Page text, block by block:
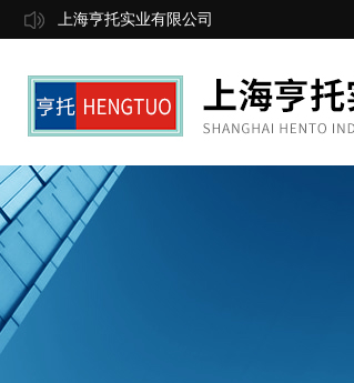
上海亨托实业有限公司